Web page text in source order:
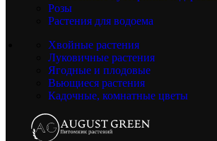
Розы
Растения для водоема
Хвойные растения
Луковичные растения
Ягодные и плодовые
Вьющиеся растения
Кадочные, комнатные цветы